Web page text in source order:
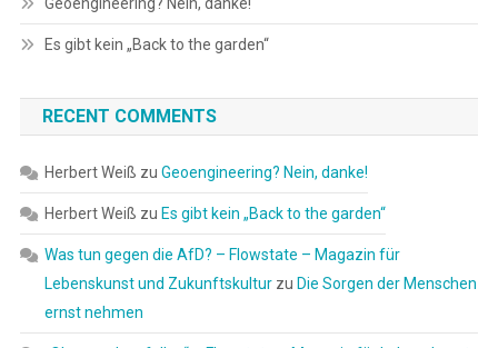
Es gibt kein „Back to the garden“
RECENT COMMENTS
Herbert Weiß zu Geoengineering? Nein, danke!
Herbert Weiß zu Es gibt kein „Back to the garden“
Was tun gegen die AfD? – Flowstate – Magazin für
Lebenskunst und Zukunftskulturzu Die Sorgen der Menschen
ernst nehmen